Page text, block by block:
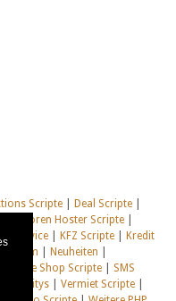
Scripte Deal Scripte
Foren Hoster Scripte
Service KFZ Scripte
Kredit
System Neuheiten
& Live Shop Scripte
SMS
Vermiet Scripte